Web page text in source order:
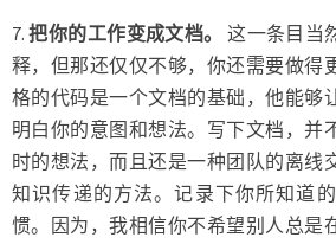
7.把你的工作变成文档。
这一条目当
释，但那还仅仅不够，你还需要做得
格的代码是一个文档的基础，他能够
明白你的意图和想法。写下文档，并
时的想法，而且还是一种团队的离线
知识传递的方法。记录下你所知道
惯。因为，我相信你不希望别人总是